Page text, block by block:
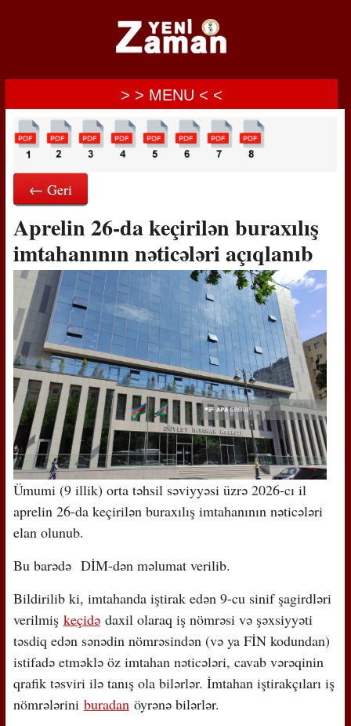
> > MENU < <
← Geri
Aprelin 26-da keçirilən buraxılış
imtahanının nəticələri açıqlanıb
Ümumi (9 illik) orta təhsil səviyyəsi üzrə 2026-cı il
aprelin 26-da keçirilən buraxılış imtahanının nəticələri
elan olunub.
Bu barədə DİM-dən məlumat verilib.
Bildirilib ki, imtahanda iştirak edən 9-cu sinif şagirdləri
verilmiş keçidədaxil olaraq iş nömrəsi və şəxsiyyəti
təsdiq edən sənədin nömrəsindən (və ya FİN kodundan)
istifadə etməklə öz imtahan nəticələri, cavab vərəqinin
qrafik təsviri ilə tanış ola bilərlər. İmtahan iştirakçıları iş
nömrələrini buradanöyrənə bilərlər.